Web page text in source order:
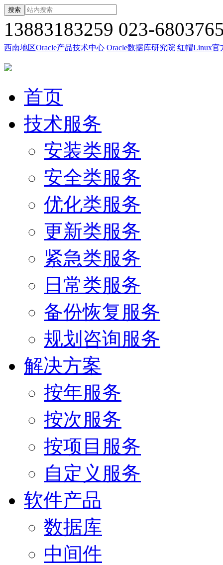
搜索
13883183259 023-
西南地区Oracle产品技术中心 Oracle数据库研究院 红帽Linux官
首页
技术服务
安装类服务
安全类服务
优化类服务
更新类服务
紧急类服务
日常类服务
备份恢复服务
规划咨询服务
解决方案
按年服务
按次服务
按项目服务
自定义服务
软件产品
数据库
中间件